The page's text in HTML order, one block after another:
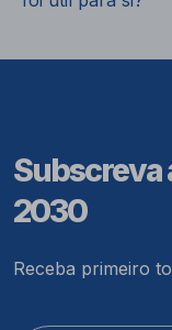
Subscreva
2030
Receba primeiro